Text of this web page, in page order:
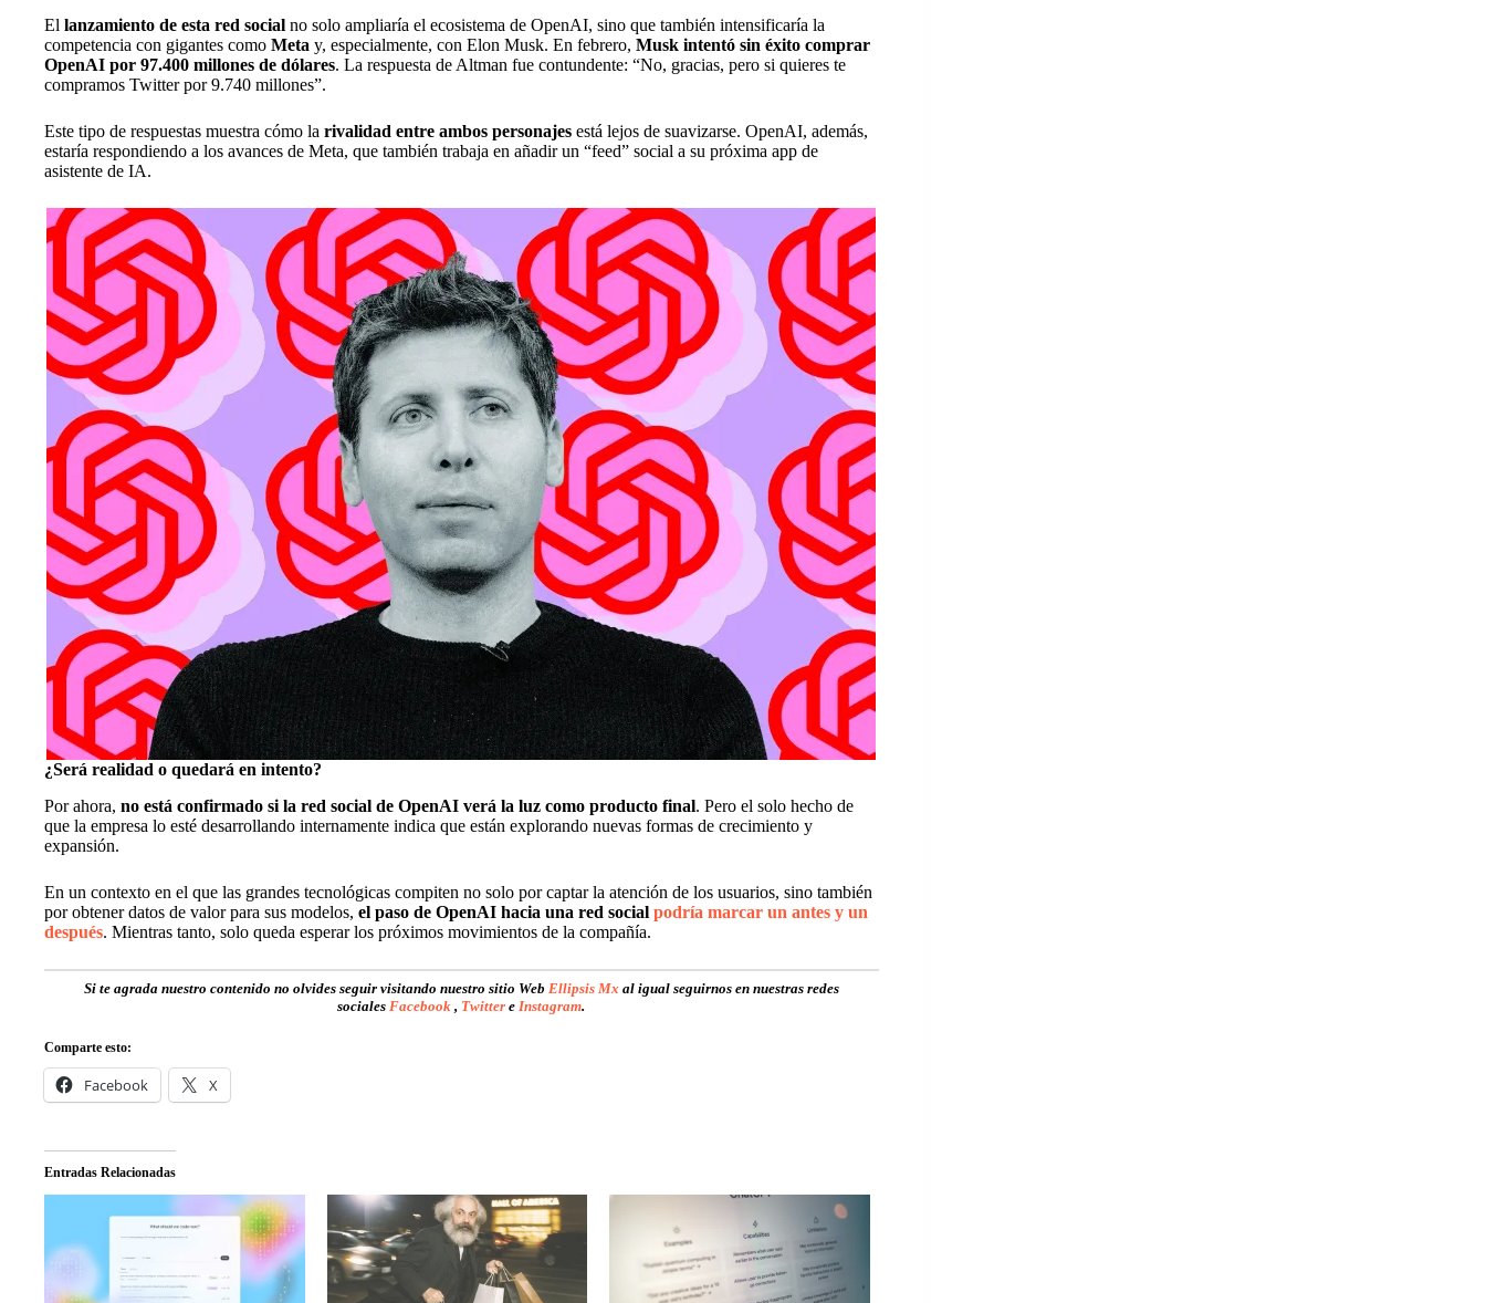
El lanzamiento de esta red social no solo ampliaría el ecosistema de OpenAI, sino que también intensificaría la
competencia con gigantes como Meta y, especialmente, con Elon Musk. En febrero, Musk intentó sin éxito comprar
OpenAI por 97.400 millones de dólares. La respuesta de Altman fue contundente: “No, gracias, pero si quieres te
compramos Twitter por 9.740 millones”.
Este tipo de respuestas muestra cómo la rivalidad entre ambos personajes está lejos de suavizarse. OpenAI, además,
estaría respondiendo a los avances de Meta, que también trabaja en añadir un “feed” social a su próxima app de
asistente de IA.
¿Será realidad o quedará en intento?
Por ahora, no está confirmado si la red social de OpenAI verá la luz como producto final. Pero el solo hecho de
que la empresa lo esté desarrollando internamente indica que están explorando nuevas formas de crecimiento y
expansión.
En un contexto en el que las grandes tecnológicas compiten no solo por captar la atención de los usuarios, sino también
por obtener datos de valor para sus modelos, el paso de OpenAI hacia una red social podría marcar un antes y un
después. Mientras tanto, solo queda esperar los próximos movimientos de la compañía.
Si te agrada nuestro contenido no olvides seguir visitando nuestro sitio Web Ellipsis Mx al igual seguirnos en nuestras redes
sociales Facebook , Twitter e Instagram.
Comparte esto:
Facebook X
Entradas Relacionadas